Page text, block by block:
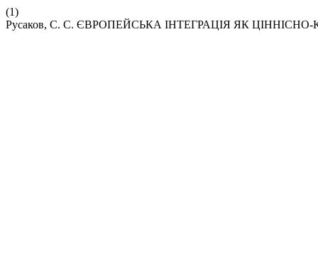
(1)
Русаков, С. С. ЄВРОПЕЙСЬКА ІНТЕГРАЦІЯ ЯК